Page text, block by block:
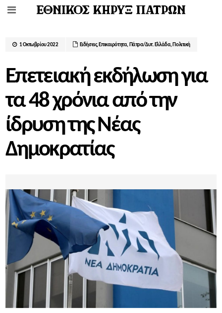
1 Οκτωβρίου 2022 Ειδήσεις, Επικαιρότητα, Πάτρα/Δυτ. Ελλάδα, Πολιτική
Επετειακή εκδήλωση για
τα 48 χρόνια από την
ίδρυση της Νέας
Δημοκρατίας